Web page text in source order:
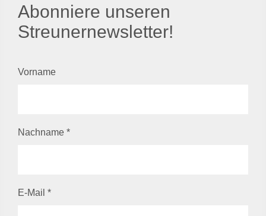
Abonniere unseren
Streunernewsletter!
Vorname
Nachname *
E-Mail *